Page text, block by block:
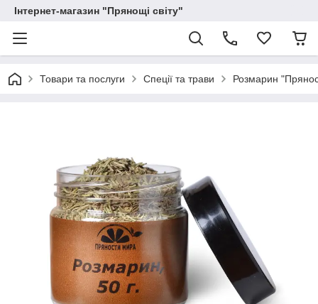
Інтернет-магазин "Прянощі світу"
Товари та послуги Спеції та трави Розмарин